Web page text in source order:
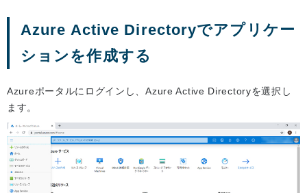
Azure Active Directoryでアプリケー
ションを作成する
Azureポータルにログインし、Azure Active Directoryを選択し
ます。